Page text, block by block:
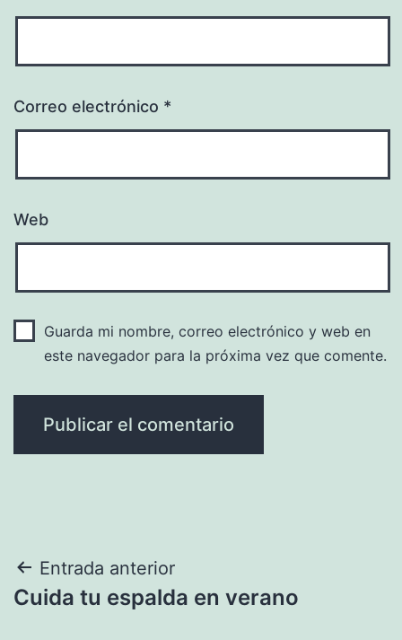
Correo electrónico *
Web
Guarda mi nombre, correo electrónico y web en
este navegador para la próxima vez que comente.
Navegación
de
Entrada anterior
Cuida tu espalda en verano